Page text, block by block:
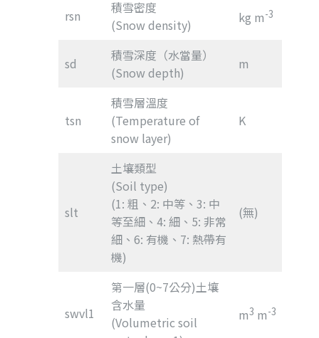
rsn
積雪密度
(Snow density)
kg m-3
sd
積雪深度（水當量）
(Snow depth)
m
tsn
積雪層溫度
(Temperature of
snow layer)
K
slt
土壤類型
(Soil type)
(1: 粗、2: 中等、3: 中
等至細、4: 細、5: 非常
細、6: 有機、7: 熱帶有
機)
(無)
swvl1
第一層(0~7公分)土壤
含水量
(Volumetric soil
m3 m-3